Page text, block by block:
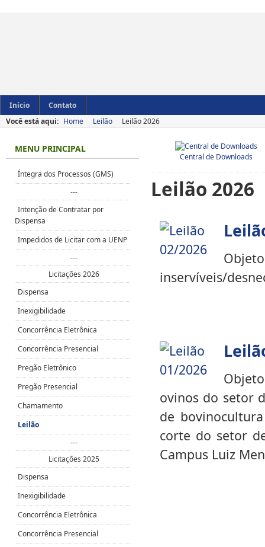
Início
Contato
Você está aqui: Home Leilão Leilão 2026
Central de Downloads
Leilão 2026
inservíveis/
ovinos do setor
de
corte do setor
Campus Luiz
MENU PRINCIPAL
Íntegra dos Processos (GMS)
---
Intenção de Contratar por
Dispensa
Impedidos de Licitar com a UENP
---
Licitações 2026
Dispensa
Inexigibilidade
Concorrência Eletrônica
Concorrência Presencial
Pregão Eletrônico
Pregão Presencial
Chamamento
Leilão
---
Licitações 2025
Dispensa
Inexigibilidade
Concorrência Eletrônica
Concorrência Presencial